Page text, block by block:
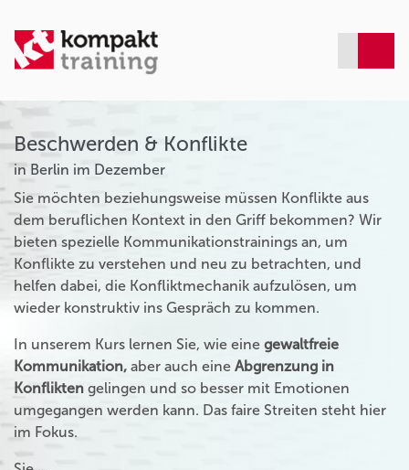
Beschwerden & Konflikte
in Berlin im Dezember
Sie möchten beziehungsweise müssen Konflikte aus
dem beruflichen Kontext in den Griff bekommen? Wir
bieten spezielle Kommunikationstrainings an, um
Konflikte zu verstehen und neu zu betrachten, und
helfen dabei, die Konfliktmechanik aufzulösen, um
wieder konstruktiv ins Gespräch zu kommen.
In unserem Kurs lernen Sie, wie eine gewaltfreie
Kommunikation, aber auch eine Abgrenzung in
Konflikten gelingen und so besser mit Emotionen
umgegangen werden kann. Das faire Streiten steht hier
im Fokus.